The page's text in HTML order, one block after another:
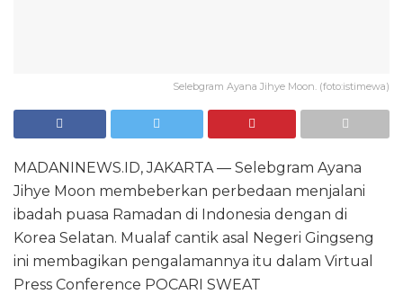
Selebgram Ayana Jihye Moon. (foto:istimewa)
MADANINEWS.ID, JAKARTA — Selebgram Ayana
Jihye Moon membeberkan perbedaan menjalani
ibadah puasa Ramadan di Indonesia dengan di
Korea Selatan. Mualaf cantik asal Negeri Gingseng
ini membagikan pengalamannya itu dalam Virtual
Press Conference POCARI SWEAT